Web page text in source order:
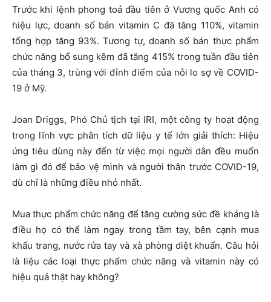
Trước khi lệnh phong toả đầu tiên ở Vương quốc Anh có
hiệu lực, doanh số bán vitamin C đã tăng 110%, vitamin
tổng hợp tăng 93%. Tương tự, doanh số bán thực phẩm
chức năng bổ sung kẽm đã tăng 415% trong tuần đầu tiên
của tháng 3, trùng với đỉnh điểm của nỗi lo sợ về COVID-
19 ở Mỹ.
Joan Driggs, Phó Chủ tịch tại IRI, một công ty hoạt động
trong lĩnh vực phân tích dữ liệu y tế lớn giải thích: Hiệu
ứng tiêu dùng này đến từ việc mọi người dân đều muốn
làm gì đó để bảo vệ mình và người thân trước COVID-19,
dù chỉ là những điều nhỏ nhất.
Mua thực phẩm chức năng để tăng cường sức đề kháng là
điều họ có thể làm ngay trong tầm tay, bên cạnh mua
khẩu trang, nước rửa tay và xà phòng diệt khuẩn. Câu hỏi
là liệu các loại thực phẩm chức năng và vitamin này có
hiệu quả thật hay không?